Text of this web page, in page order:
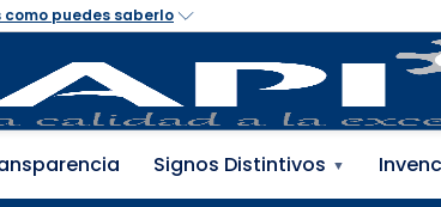
Signos Distintivos ▼